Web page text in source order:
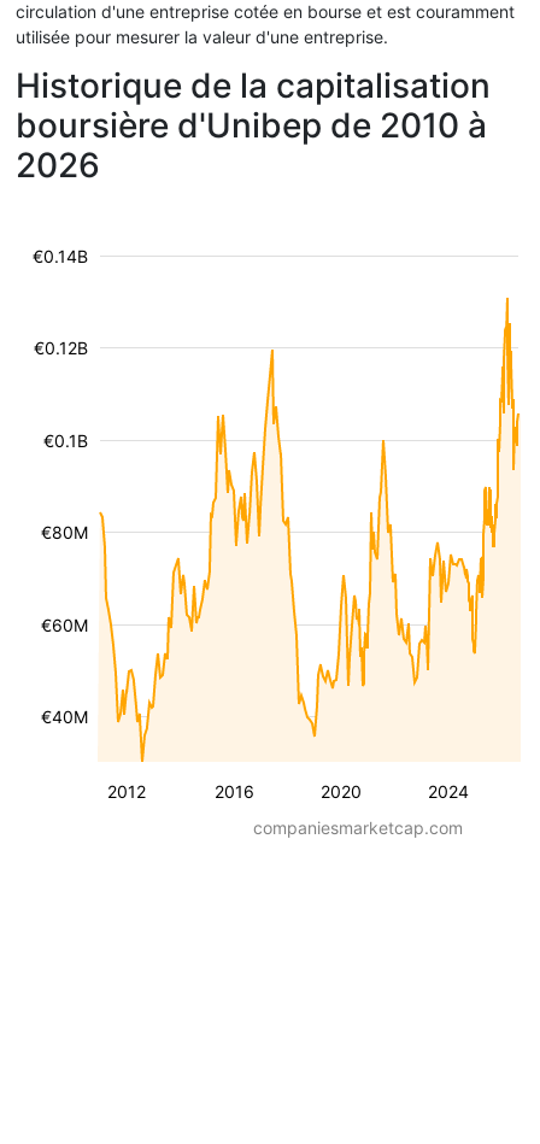
circulation d'une entreprise cotée en bourse et est couramment
utilisée pour mesurer la valeur d'une entreprise.
Historique de la capitalisation
boursière d'Unibep de 2010 à
2026
2012 2016 2020 2024
€40M
€60M
€80M
€0.1B
€0.12B
€0.14B
companiesmarketcap.com